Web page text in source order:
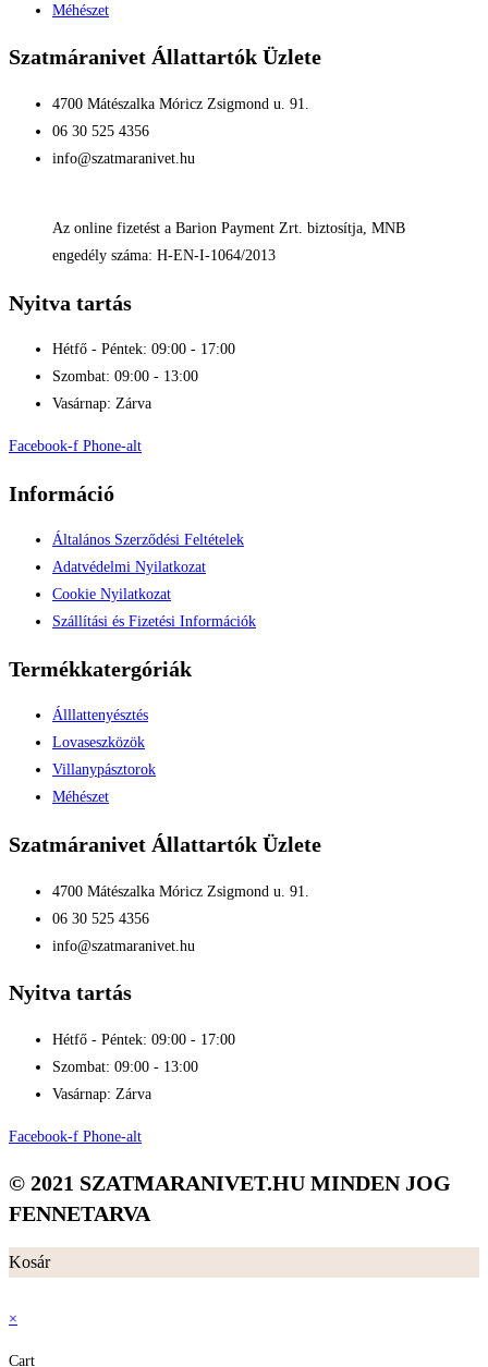
Méhészet
Szatmáranivet Állattartók Üzlete
4700 Mátészalka Móricz Zsigmond u. 91.
06 30 525 4356
info@szatmaranivet.hu
Az online fizetést a Barion Payment Zrt. biztosítja, MNB
engedély száma: H-EN-I-1064/2013
Nyitva tartás
Hétfő - Péntek: 09:00 - 17:00
Szombat: 09:00 - 13:00
Vasárnap: Zárva
Facebook-f Phone-alt
Információ
Általános Szerződési Feltételek
Adatvédelmi Nyilatkozat
Cookie Nyilatkozat
Szállítási és Fizetési Információk
Termékkatergóriák
Álllattenyésztés
Lovaseszközök
Villanypásztorok
Méhészet
Szatmáranivet Állattartók Üzlete
4700 Mátészalka Móricz Zsigmond u. 91.
06 30 525 4356
info@szatmaranivet.hu
Nyitva tartás
Hétfő - Péntek: 09:00 - 17:00
Szombat: 09:00 - 13:00
Vasárnap: Zárva
Facebook-f Phone-alt
© 2021 SZATMARANIVET.HU MINDEN JOG
FENNETARVA
Kosár
×
Cart